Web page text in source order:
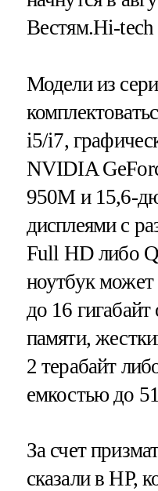
Вестям.Hi-tech
Модели из
i5/i7,
NVIDIA
950M и 15,6-
дисплеями с
Full HD либо
ноутбук может
до 16
памяти,
2 терабайт
емкостью до
За счет
сказали в HP,